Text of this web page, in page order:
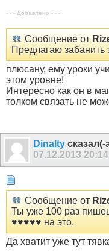
- - - Добавлено - - -
Сообщение от
Предлагаю забанить
плюсану, ему уроки
этом уровне!
Интересно как он в
толком связать не
Dinalty сказал(-
07.12.2013 20:14
Сообщение от
Ты уже 100 раз
♥♥♥♥♥ на это.
Да хватит уже тут